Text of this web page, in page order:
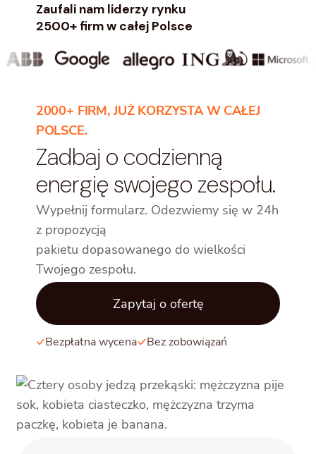
Zaufali nam liderzy rynku
2500+ firm w całej Polsce
2000+ FIRM, JUŻ KORZYSTA W CAŁEJ
POLSCE.
Zadbaj o codzienną
energię swojego zespołu.
Wypełnij formularz. Odezwiemy się w 24h
z propozycją
pakietu dopasowanego do wielkości
Twojego zespołu.
Zapytaj o ofertę
Bezpłatna wycena Bez zobowiązań